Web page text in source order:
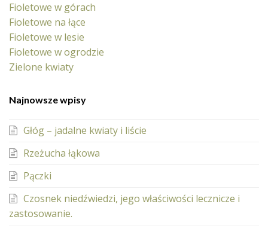
Fioletowe w górach
Fioletowe na łące
Fioletowe w lesie
Fioletowe w ogrodzie
Zielone kwiaty
Najnowsze wpisy
Głóg – jadalne kwiaty i liście
Rzeżucha łąkowa
Pączki
Czosnek niedźwiedzi, jego właściwości lecznicze i
zastosowanie.